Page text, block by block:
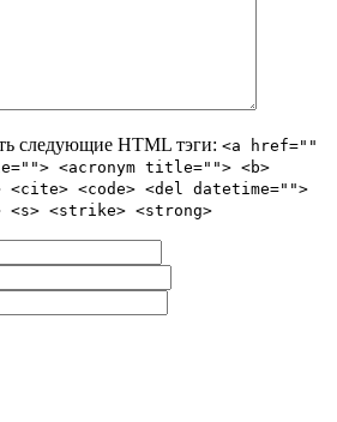
следующие HTML тэги: <a href=""
<acronym title=""> <b>
<code> <del datetime="">
<s> <strike> <strong>